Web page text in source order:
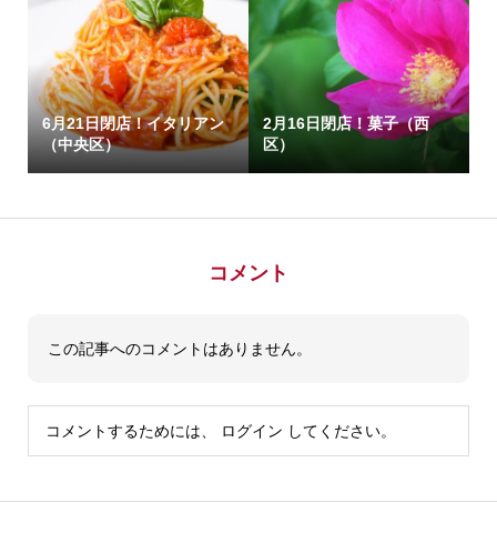
6月21日閉店！イタリアン
（中央区）
2月16日閉店！菓子（西
区）
コメント
この記事へのコメントはありません。
コメントするためには、 ログイン してください。